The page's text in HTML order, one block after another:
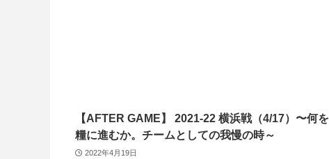
【AFTER GAME】 2021-22 横浜戦（4/17）〜何を
糧に進むか。チームとしての我慢の時～
2022年4月19日